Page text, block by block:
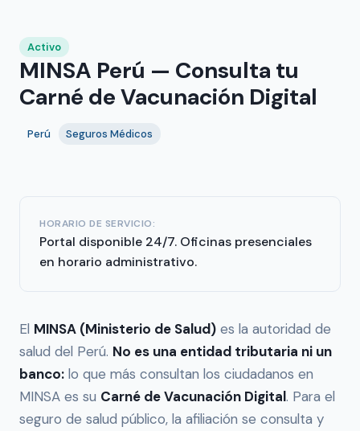
Activo
MINSA Perú — Consulta tu
Carné de Vacunación Digital
Perú Seguros Médicos
HORARIO DE SERVICIO:
Portal disponible 24/7. Oficinas presenciales
en horario administrativo.
El MINSA (Ministerio de Salud) es la autoridad de
salud del Perú. No es una entidad tributaria ni un
banco: lo que más consultan los ciudadanos en
MINSA es su Carné de Vacunación Digital. Para el
seguro de salud público, la afiliación se consulta y